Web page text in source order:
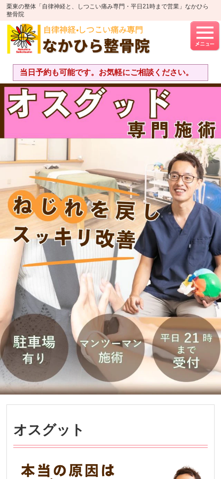
栗東の整体「自律神経と、しつこい痛み専門・平日21時まで営業」なかひら
整骨院
当日予約も可能です。お気軽にご相談ください。
オスグット